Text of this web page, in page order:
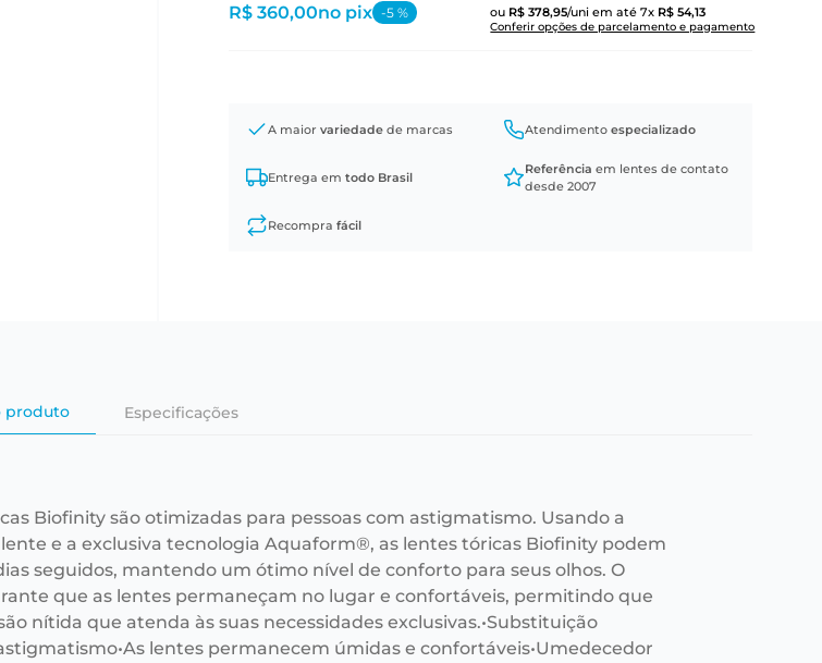
ou R$ 378,95/uni em até7x R$ 54,13
Conferir opções de parcelamento e pagamento
R$ 360,00no pix -5%
A maior variedadede marcas Atendimentoespecializado
Entrega em todo Brasil
Referência em lentes de contato
desde 2007
Recompra fácil
produto Especificações
Biofinity são otimizadas para pessoas com astigmatismo. Usando a
e a exclusiva tecnologia Aquaform®, as lentes tóricas Biofinity podem
seguidos, mantendo um ótimo nível de conforto para seus olhos. O
que as lentes permaneçam no lugar e confortáveis, permitindo que
nítida que atenda às suas necessidades exclusivas.•Substituição
lentes permanecem úmidas e confortáveis•Umedecedor